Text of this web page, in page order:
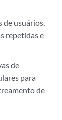
de usuários,
repetidas e
de
para
de